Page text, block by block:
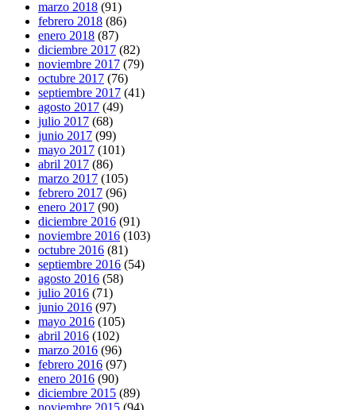
marzo 2018 (91)
febrero 2018 (86)
enero 2018 (87)
diciembre 2017 (82)
noviembre 2017 (79)
octubre 2017 (76)
septiembre 2017 (41)
agosto 2017 (49)
julio 2017 (68)
junio 2017 (99)
mayo 2017 (101)
abril 2017 (86)
marzo 2017 (105)
febrero 2017 (96)
enero 2017 (90)
diciembre 2016 (91)
noviembre 2016 (103)
octubre 2016 (81)
septiembre 2016 (54)
agosto 2016 (58)
julio 2016 (71)
junio 2016 (97)
mayo 2016 (105)
abril 2016 (102)
marzo 2016 (96)
febrero 2016 (97)
enero 2016 (90)
diciembre 2015 (89)
noviembre 2015 (94)